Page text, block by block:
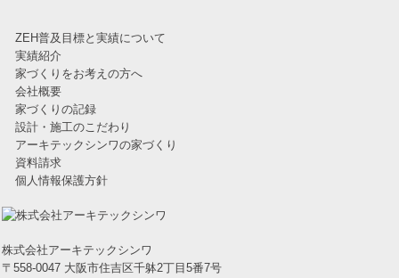
ZEH普及目標と実績について
実績紹介
家づくりをお考えの方へ
会社概要
家づくりの記録
設計・施工のこだわり
アーキテックシンワの家づくり
資料請求
個人情報保護方針
株式会社アーキテックシンワ
〒558-0047 大阪市住吉区千躰2丁目5番7号